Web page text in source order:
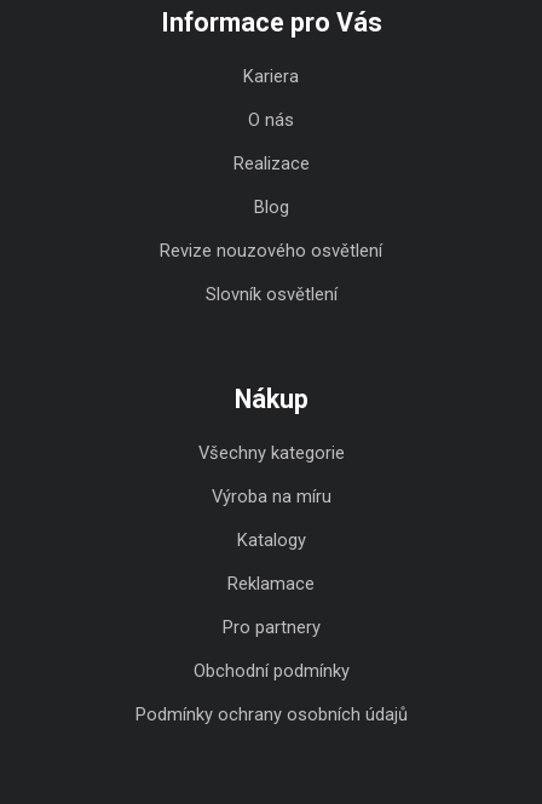
Informace pro Vás
Kariera
O nás
Realizace
Blog
Revize nouzového osvětlení
Slovník osvětlení
Nákup
Všechny kategorie
Výroba na míru
Katalogy
Reklamace
Pro partnery
Obchodní podmínky
Podmínky ochrany osobních údajů